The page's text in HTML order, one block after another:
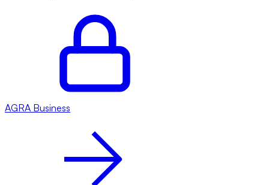
AGRA Business